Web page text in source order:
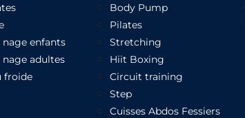
nage enfants
nage adultes
froide
Body Pump
Pilates
Stretching
Hiit Boxing
Circuit training
Step
Cuisses Abdos Fessiers